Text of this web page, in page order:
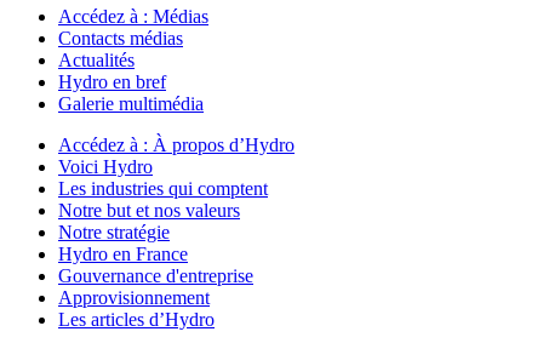
Accédez à : Médias
Contacts médias
Actualités
Hydro en bref
Galerie multimédia
Accédez à : À propos d’Hydro
Voici Hydro
Les industries qui comptent
Notre but et nos valeurs
Notre stratégie
Hydro en France
Gouvernance d'entreprise
Approvisionnement
Les articles d’Hydro